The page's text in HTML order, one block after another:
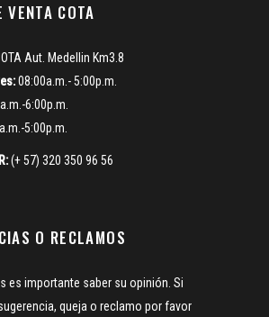
VENTA COTA
Aut. Medellin Km3.8
08:00a.m.- 5:00p.m.
6:00p.m.
5:00p.m.
(+ 57) 320 350 96 56
O RECLAMOS
es importante saber su opinión. Si
queja o reclamo por favor